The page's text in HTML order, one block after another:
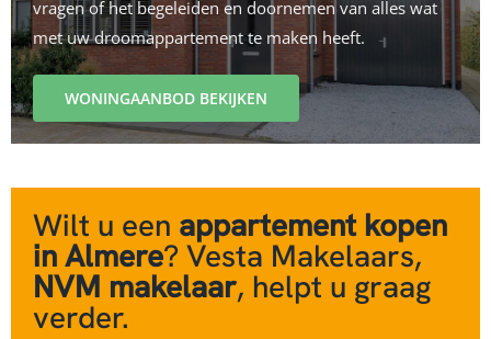
vragen of het begeleiden en doornemen van alles wat
met uw droomappartement te maken heeft.
WONINGAANBOD BEKIJKEN
Wilt u een appartement kopen
in Almere? Vesta Makelaars,
NVM makelaar, helpt u graag
verder.